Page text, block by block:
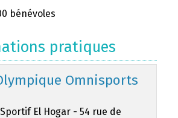
bénévoles
pratiques
Omnisports
El Hogar - 54 rue de